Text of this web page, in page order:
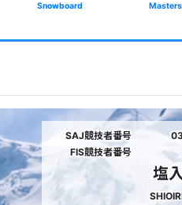
Snowboard Masters
SAJ競技者番号
FIS競技者番号
塩